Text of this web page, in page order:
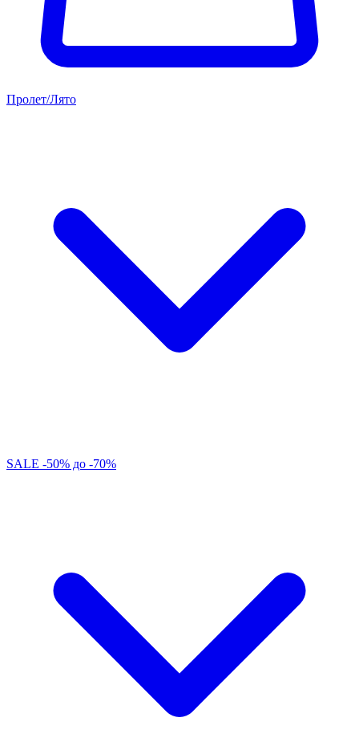
Пролет/Лято
SALE -50% до -70%